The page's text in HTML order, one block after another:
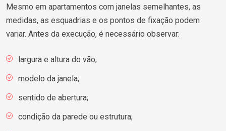
Mesmo em apartamentos com janelas semelhantes, as
medidas, as esquadrias e os pontos de fixação podem
variar. Antes da execução, é necessário observar:
largura e altura do vão;
modelo da janela;
sentido de abertura;
condição da parede ou estrutura;